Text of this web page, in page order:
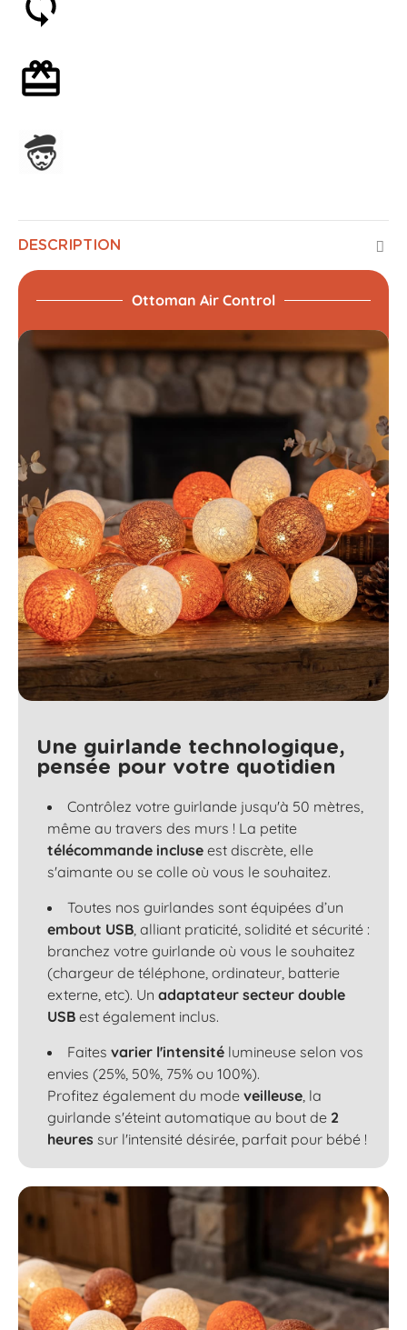
DESCRIPTION
Ottoman Air Control
Une guirlande technologique,
pensée pour votre quotidien
Contrôlez votre guirlande jusqu'à 50 mètres,
même au travers des murs ! La petite
télécommande incluse est discrète, elle
s'aimante ou se colle où vous le souhaitez.
Toutes nos guirlandes sont équipées d’un
embout USB, alliant praticité, solidité et sécurité :
branchez votre guirlande où vous le souhaitez
(chargeur de téléphone, ordinateur, batterie
externe, etc). Un adaptateur secteur double
USB est également inclus.
Faites varier l'intensité lumineuse selon vos
envies (25%, 50%, 75% ou 100%).
Profitez également du mode veilleuse, la
guirlande s'éteint automatique au bout de 2
heures sur l'intensité désirée, parfait pour bébé !